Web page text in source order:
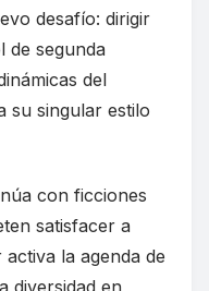
desafío: dirigir
de segunda
del
su singular estilo
con ficciones
satisfacer a
la agenda de
diversidad en